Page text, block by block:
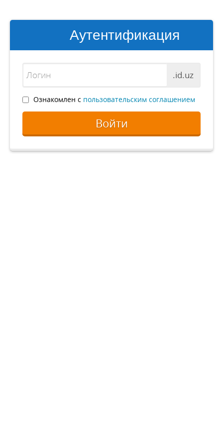
Аутентификация
.id.uz
Ознакомлен с пользовательским соглашением
Войти